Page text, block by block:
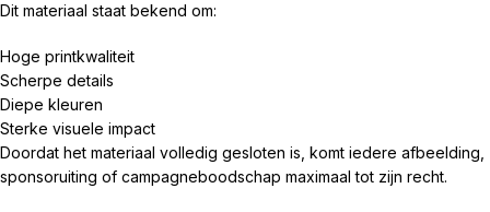
Dit materiaal staat bekend om:
Hoge printkwaliteit
Scherpe details
Diepe kleuren
Sterke visuele impact
Doordat het materiaal volledig gesloten is, komt iedere afbeelding,
sponsoruiting of campagneboodschap maximaal tot zijn recht.